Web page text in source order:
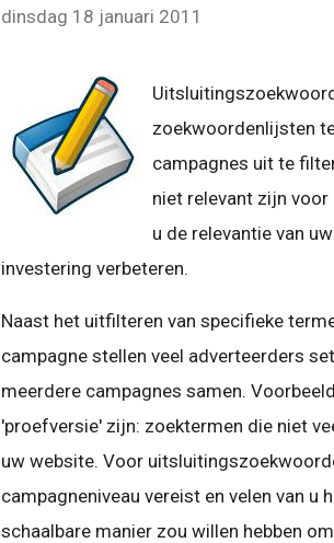
dinsdag 18 januari 2011
zoekwoordenlijsten
campagnes uit te
niet relevant zijn
u de relevantie van
investering verbeteren.
Naast het uitfilteren van specifieke
campagne stellen veel adverteerders
meerdere campagnes samen.
'proefversie' zijn: zoektermen die niet
uw website. Voor
campagneniveau vereist en velen van u
schaalbare manier zou willen hebben